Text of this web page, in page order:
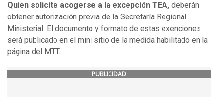
Quien solicite acogerse a la excepción TEA, deberán
obtener autorización previa de la Secretaría Regional
Ministerial. El documento y formato de estas exenciones
será publicado en el mini sitio de la medida habilitado en la
página del MTT.
PUBLICIDAD